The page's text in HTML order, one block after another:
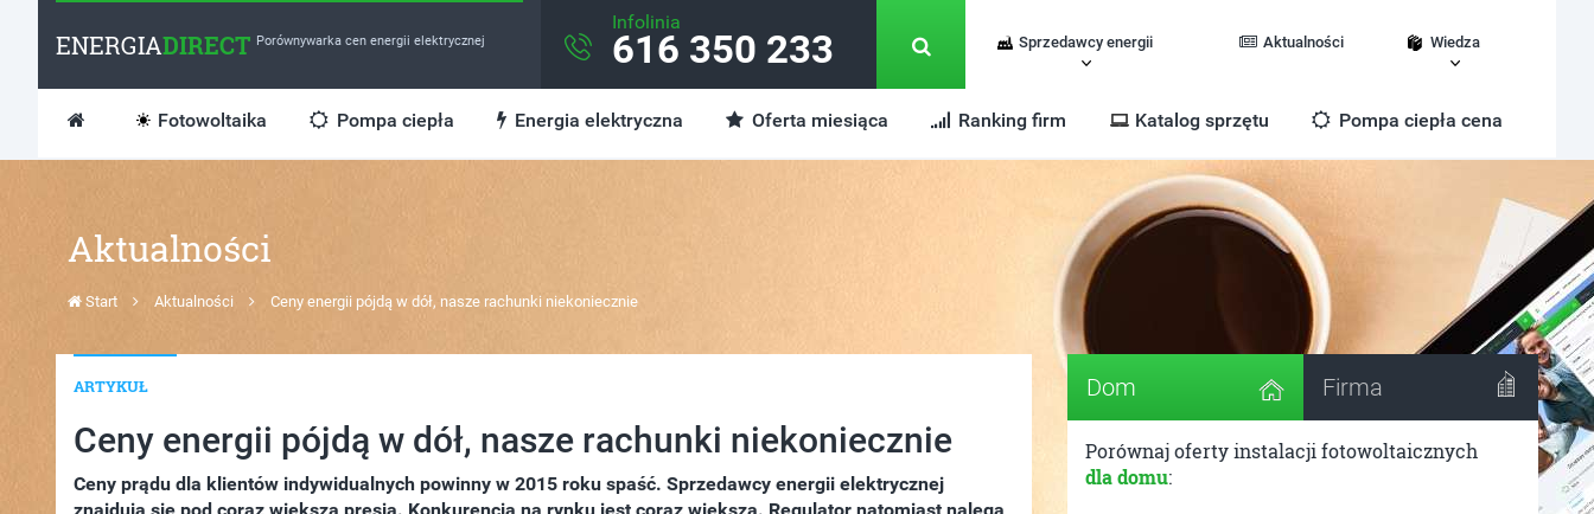
ENERGIADIRECT Porównywarka cen energii elektrycznej
Infolinia
616 350 233 Sprzedawcy energii Aktualności Wiedza
Fotowoltaika Pompa ciepła Energia elektryczna Oferta miesiąca Ranking firm Katalog sprzętu Pompa ciepła cena
Aktualności
Start Aktualności Ceny energii pójdą w dół, nasze rachunki niekoniecznie
ARTYKUŁ
Ceny energii pójdą w dół, nasze rachunki niekoniecznie
Ceny prądu dla klientów indywidualnych powinny w 2015 roku spaść. Sprzedawcy energii elektrycznej
Dom Firma
Porównaj oferty instalacji fotowoltaicznych
dla domu: